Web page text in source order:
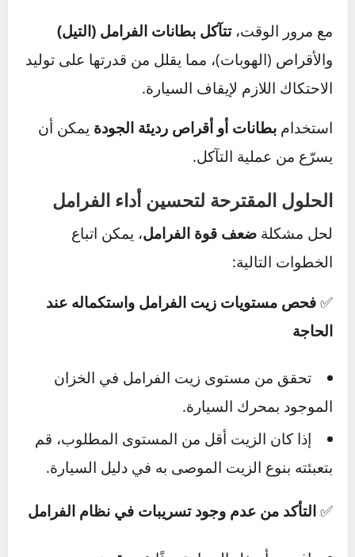
2. فقدان ضغط الفرامل بسبب دخول الهواء إلى
النظام
وجود هواء في أنابيب زيت الفرامل يمنع انتقال
الضغط بشكل متساوٍ، مما يجعل الفرامل أقل
يحدث ذلك عادةً بعد تغيير زيت الفرامل دون تفريغ
الهواء بالكامل من النظام.
مع مرور الوقت،
الاحتكاك اللازم لإيقاف السيارة.
استخدامبطانات أو أقراص رديئة الجودةيمكن أن
يسرّع من عملية التآكل.
الحلول المقترحة لتحسين أداء الفرامل
ضعف قوة الفرامل